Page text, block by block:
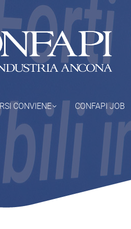
CONVIENE CONFAPI JOB